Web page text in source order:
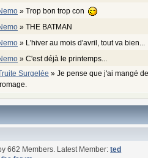
» Trop bon trop con
» THE BATMAN
» L'hiver au mois d'avril, tout va bien...
» C'est déjà le printemps...
Surgelée » Je pense que j'ai mangé
662 Members. Latest Member:ted